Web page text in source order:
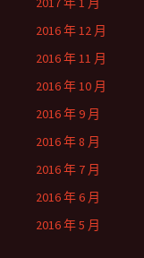
2016 年 12 月
2016 年 11 月
2016 年 10 月
2016 年 9 月
2016 年 8 月
2016 年 7 月
2016 年 6 月
2016 年 5 月